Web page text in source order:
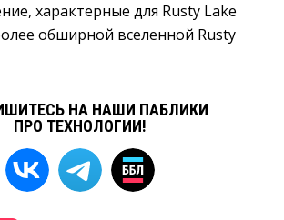
характерные для Rusty Lake
обширной вселенной Rusty
НА НАШИ ПАБЛИКИ
ПРО ТЕХНОЛОГИИ!